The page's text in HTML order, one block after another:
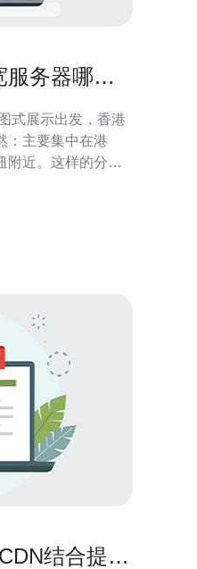
务器哪里
：主要集中在港
附近。这样的分布
源快速定位合适
结合提升